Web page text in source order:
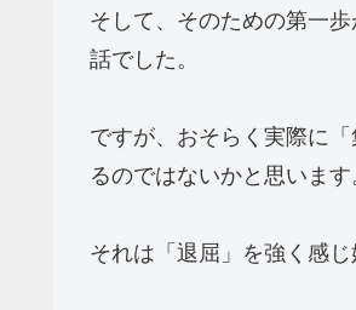
そして、そのための第一
話でした。
ですが、おそらく実際に
るのではないかと思います
それは「退屈」を強く感じ